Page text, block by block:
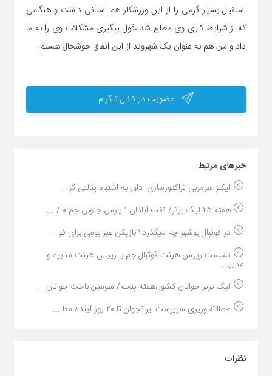
استقبال بسیار گرمی را از این ورزشکار هم استانی داشت و هنگامی
که از شرایط کاری وی مطلع شد ،قول پیگیری مشکلات وی را به ما
داد و من هم به عنوان یک شهروند از این اتفاق خوشحال هستم.
عضویت در کانال تلگرام
خبر‌های مرتبط
لیکنز سرمربی تراکتورسازی: داور به اشتباه پنالتی گر...
هفته ۲۵ لیگ برتر/ نفت آبادان ۱ پارس جنوبی جم ۰ / ...
در فوتبال بوشهر چه میگذرد؟ بازیکن غیر بومی برای فو...
نشست رییس هیئت فوتبال جم با رییس هیئت مدیره و
مدیر...
لیگ برتر جوانان کشور،هفته پنجم/ سومین باخت جوانان ...
عطاالله وزیری سرپرست ایرانجوان:تا ۲۰ روز آینده مطا...
نظرات